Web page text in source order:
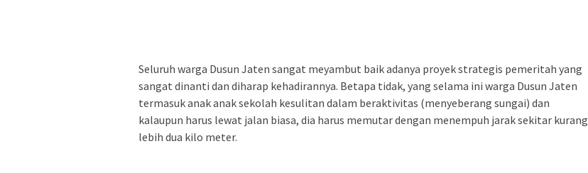
Seluruh warga Dusun Jaten sangat meyambut baik adanya proyek strategis pemeritah yang
sangat dinanti dan diharap kehadirannya. Betapa tidak, yang selama ini warga Dusun Jaten
termasuk anak anak sekolah kesulitan dalam beraktivitas (menyeberang sungai) dan
kalaupun harus lewat jalan biasa, dia harus memutar dengan menempuh jarak sekitar kurang
lebih dua kilo meter.